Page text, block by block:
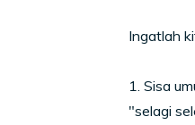
Ingatlah
1. Sisa
"selagi